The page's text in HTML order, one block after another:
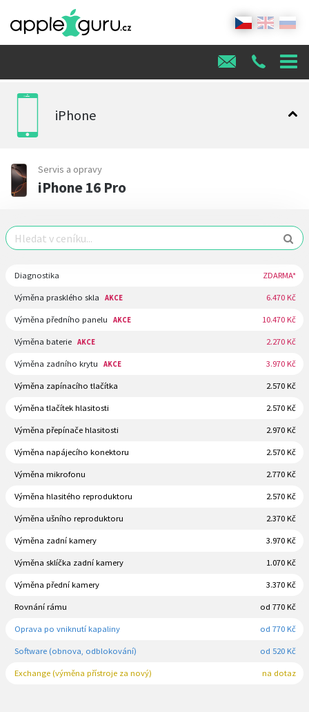
iPhone
Servis a opravy
iPhone 16 Pro
Diagnostika ZDARMA*
Výměna prasklého skla AKCE 6.470 Kč
Výměna předního panelu AKCE 10.470 Kč
Výměna baterie AKCE 2.270 Kč
Výměna zadního krytu AKCE 3.970 Kč
Výměna zapínacího tlačítka 2.570 Kč
Výměna tlačítek hlasitosti 2.570 Kč
Výměna přepínače hlasitosti 2.970 Kč
Výměna napájecího konektoru 2.570 Kč
Výměna mikrofonu 2.770 Kč
Výměna hlasitého reproduktoru 2.570 Kč
Výměna ušního reproduktoru 2.370 Kč
Výměna zadní kamery 3.970 Kč
Výměna sklíčka zadní kamery 1.070 Kč
Výměna přední kamery 3.370 Kč
Rovnání rámu od 770 Kč
Oprava po vniknutí kapaliny od 770 Kč
Software (obnova, odblokování) od 520 Kč
Exchange (výměna přístroje za nový) na dotaz